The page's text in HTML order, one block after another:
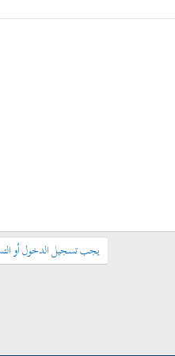
يجب تسجيل الدخول أو